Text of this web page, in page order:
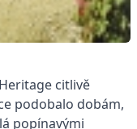
citlivě
podobalo dobám,
popínavými